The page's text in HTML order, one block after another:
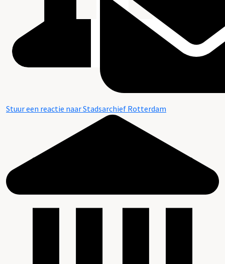
Stuur een reactie naar Stadsarchief Rotterdam